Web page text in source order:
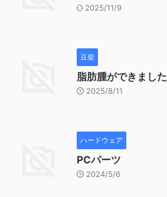
2025/11/9
豆柴
脂肪腫ができました
2025/8/11
ハードウェア
PCパーツ
2024/5/6